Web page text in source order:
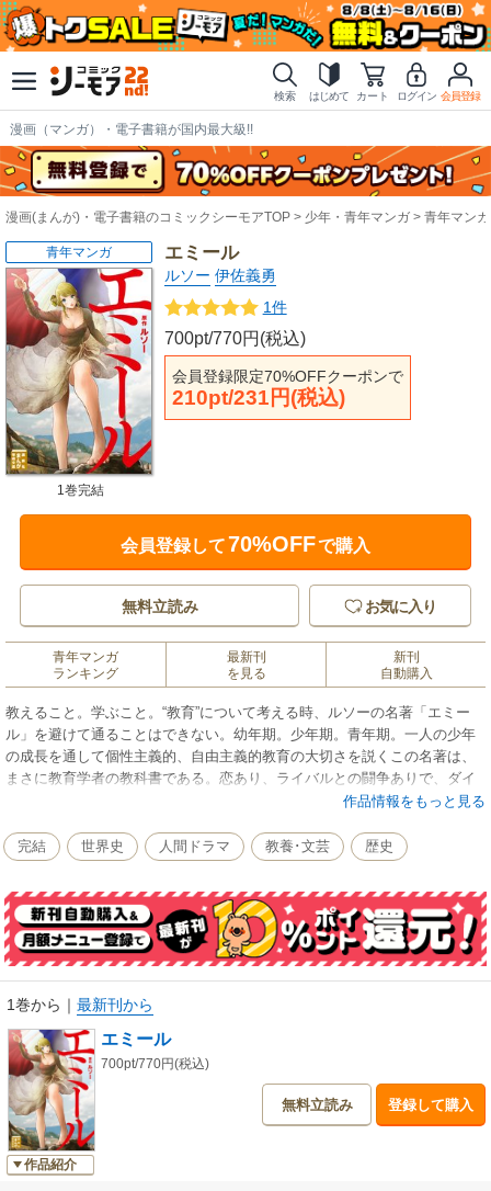
検索 はじめて カート ログイン 会員登録
漫画（マンガ）・電子書籍が国内最大級!!
漫画(まんが)・電子書籍のコミックシーモアTOP 少年・青年マンガ 青年マンガ
エミール
ルソー 伊佐義勇
1件
700pt/770円(税込)
会員登録限定70%OFFクーポンで
210pt/231円(税込)
青年マンガ
1巻完結
会員登録して70%OFFで購入
無料立読み お気に入り
青年マンガ
ランキング
最新刊
を見る
新刊
自動購入
教えること。学ぶこと。“教育”について考える時、ルソーの名著「エミー
ル」を避けて通ることはできない。幼年期。少年期。青年期。一人の少年
の成長を通して個性主義的、自由主義的教育の大切さを説くこの名著は、
まさに教育学者の教科書である。恋あり、ライバルとの闘争ありで、ダイ
ナミックに完全まんが化。本編を読む前に、まずまんがでどうぞ！
作品情報をもっと見る
完結 世界史 人間ドラマ 教養･文芸 歴史
1巻から ｜ 最新刊から
作品紹介
エミール
700pt/770円(税込)
無料立読み 登録して購入